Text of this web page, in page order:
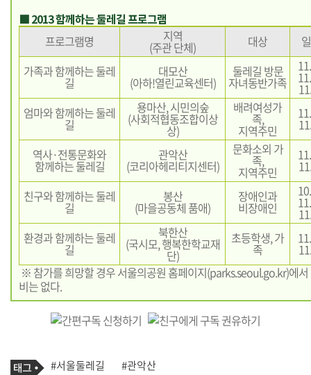
■ 2013 함께하는 둘레길 프로그램
프로그램명
지역
(주관 단체) 대상
가족과 함께하는 둘레
길
대모산
(아하!열린교육센터)
둘레길 방문
자녀동반가족
엄마와 함께하는 둘레
길
용마산, 시민의숲
(사회적협동조합이상
상)
배려여성가
족,
지역주민
역사·전통문화와
함께하는 둘레길
관악산
(코리아헤리티지센터)
문화소외 가
족,
지역주민
친구와 함께하는 둘레
길
봉산
(마을공동체 품애)
장애인과
비장애인
환경과 함께하는 둘레
길
북한산
(국시모, 행복한학교재
단)
초등학생, 가
족
※ 참가를 희망할 경우 서울의공원 홈페이지(parks.seoul.go.kr)에
비는 없다.
기
사
태 #서울둘레길 #관악산